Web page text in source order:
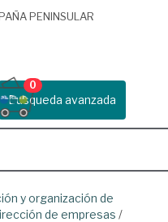
PENINSULAR
Busqueda avanzada
0
y organización de
de empresas /